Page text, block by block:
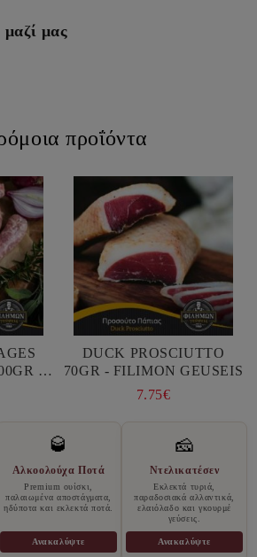
μας
προΐόντα
-
DUCK PROSCIUTTO
70GR - FILIMON GEUSEIS
7.75€
🥃
Αλκοολούχα Ποτά
Premium ουίσκι,
παλαιωμένα αποστάγματα,
ηδύποτα και εκλεκτά ποτά.
Ανακαλύψτε
🧀
Ντελικατέσεν
Εκλεκτά τυριά,
παραδοσιακά αλλαντικά,
ελαιόλαδο και γκουρμέ
γεύσεις.
Ανακαλύψτε